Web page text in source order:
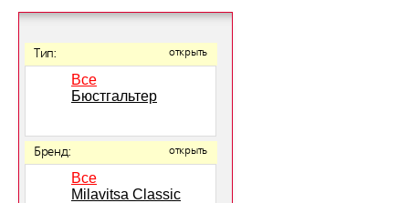
Тип: открыть
Все
Бюстгальтер
Бренд: открыть
Все
Milavitsa Classic